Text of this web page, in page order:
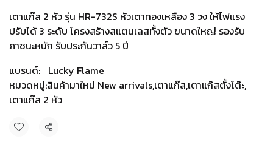
เตาแก๊ส 2 หัว รุ่น HR-732S หัวเตาทองเหลือง 3 วง ให้ไฟแรง
ปรับได้ 3 ระดับ โครงสร้างสแตนเลสทั้งตัว ขนาดใหญ่ รองรับ
ภาชนะหนัก รับประกันวาล์ว 5 ปี
แบรนด์: Lucky Flame
หมวดหมู่:สินค้ามาใหม่ New arrivals,เตาแก๊ส,เตาแก๊สตั้งโต๊ะ,
เตาแก๊ส 2 หัว
แชร์